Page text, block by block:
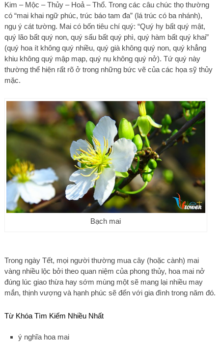
Kim – Mộc – Thủy – Hoả – Thổ. Trong các câu chúc thọ thường
có “mai khai ngữ phúc, trúc báo tam đa” (lá trúc có ba nhánh),
ngụ ý cát tường. Mai có bốn tiêu chí quý: “Quý hy bất quý mật,
quý lão bất quý non, quý sấu bất quý phì, quý hàm bất quý khai”
(quý hoa ít không quý nhiều, quý già không quý non, quý khẳng
khiu không quý mập mạp, quý nụ không quý nở). Tứ quý này
thường thể hiện rất rõ ở trong những bức vẽ của các họa sỹ thủy
mặc.
Bạch mai
Trong ngày Tết, mọi người thường mua cây (hoặc cành) mai
vàng nhiều lộc bởi theo quan niệm của phong thủy, hoa mai nở
đúng lúc giao thừa hay sớm mùng một sẽ mang lại nhiều may
mắn, thịnh vượng và hạnh phúc sẽ đến với gia đình trong năm đó.
Từ Khóa Tìm Kiếm Nhiều Nhất
ý nghĩa hoa mai